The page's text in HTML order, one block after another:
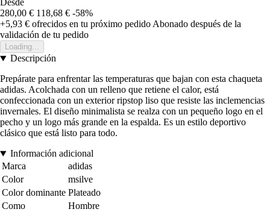
Desde
280,00 € 118,68 € -58%
+5,93 € ofrecidos en tu próximo pedidoAbonado después de la
validación de tu pedido
Loading...
Descripción
Prepárate para enfrentar las temperaturas que bajan con esta chaqueta
adidas. Acolchada con un relleno que retiene el calor, está
confeccionada con un exterior ripstop liso que resiste las inclemencias
invernales. El diseño minimalista se realza con un pequeño logo en el
pecho y un logo más grande en la espalda. Es un estilo deportivo
clásico que está listo para todo.
Información adicional
Marca
adidas
Color
msilve
Color dominante Plateado
Como
Hombre